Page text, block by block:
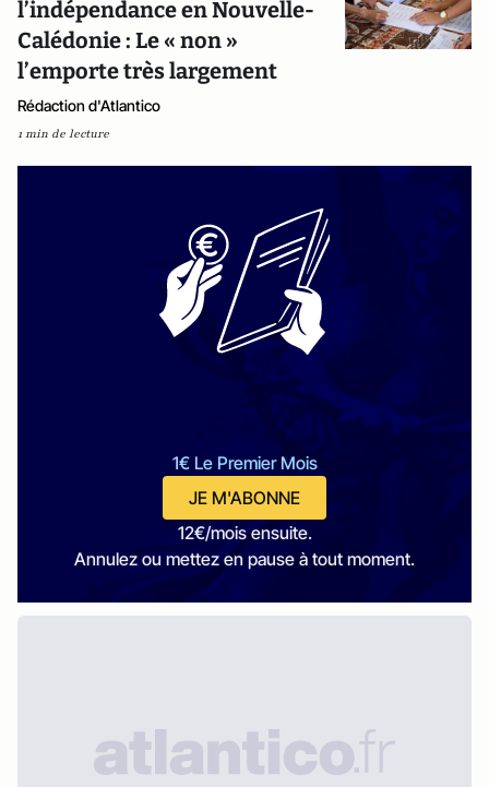
l’indépendance en Nouvelle-
Calédonie : Le « non »
l’emporte très largement
Rédaction d'Atlantico
1 min de lecture
1€ Le Premier Mois
JE M'ABONNE
12€/mois ensuite.
Annulez ou mettez en pause à tout moment.